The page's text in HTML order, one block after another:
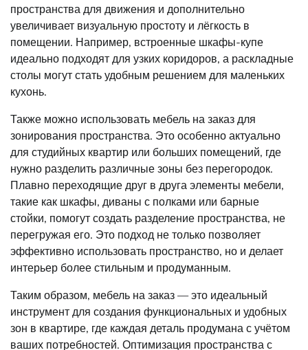
пространства для движения и дополнительно
увеличивает визуальную простоту и лёгкость в
помещении. Например, встроенные шкафы-купе
идеально подходят для узких коридоров, а раскладные
столы могут стать удобным решением для маленьких
кухонь.
Также можно использовать мебель на заказ для
зонирования пространства. Это особенно актуально
для студийных квартир или больших помещений, где
нужно разделить различные зоны без перегородок.
Плавно переходящие друг в друга элементы мебели,
такие как шкафы, диваны с полками или барные
стойки, помогут создать разделение пространства, не
перегружая его. Это подход не только позволяет
эффективно использовать пространство, но и делает
интерьер более стильным и продуманным.
Таким образом, мебель на заказ — это идеальный
инструмент для создания функциональных и удобных
зон в квартире, где каждая деталь продумана с учётом
ваших потребностей. Оптимизация пространства с